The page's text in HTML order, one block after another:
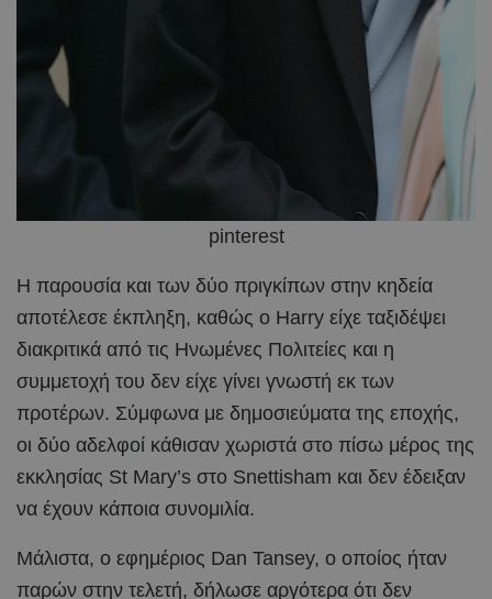
pinterest
Η παρουσία και των δύο πριγκίπων στην κηδεία
αποτέλεσε έκπληξη, καθώς ο Harry είχε ταξιδέψει
διακριτικά από τις Ηνωμένες Πολιτείες και η
συμμετοχή του δεν είχε γίνει γνωστή εκ των
προτέρων. Σύμφωνα με δημοσιεύματα της εποχής,
οι δύο αδελφοί κάθισαν χωριστά στο πίσω μέρος της
εκκλησίας St Mary’s στο Snettisham και δεν έδειξαν
να έχουν κάποια συνομιλία.
Μάλιστα, ο εφημέριος Dan Tansey, ο οποίος ήταν
παρών στην τελετή, δήλωσε αργότερα ότι δεν